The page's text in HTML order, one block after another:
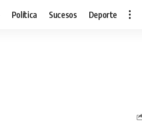
Política Sucesos Deporte